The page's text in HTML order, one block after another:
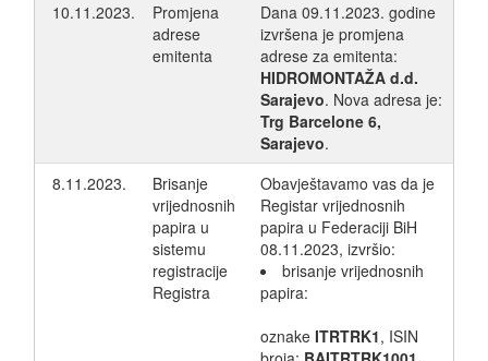
10.11.2023.
Promjena
adrese
emitenta
Dana 09.11.2023. godine
izvršena je promjena
adrese za emitenta:
HIDROMONTAŽA d.d.
Sarajevo. Nova adresa je:
Trg Barcelone 6,
Sarajevo.
8.11.2023.
Brisanje
vrijednosnih
papira u
sistemu
registracije
Registra
Obavještavamo vas da je
Registar vrijednosnih
papira u Federaciji BiH
08.11.2023, izvršio:
brisanje vrijednosnih
papira:
oznake ITRTRK1, ISIN